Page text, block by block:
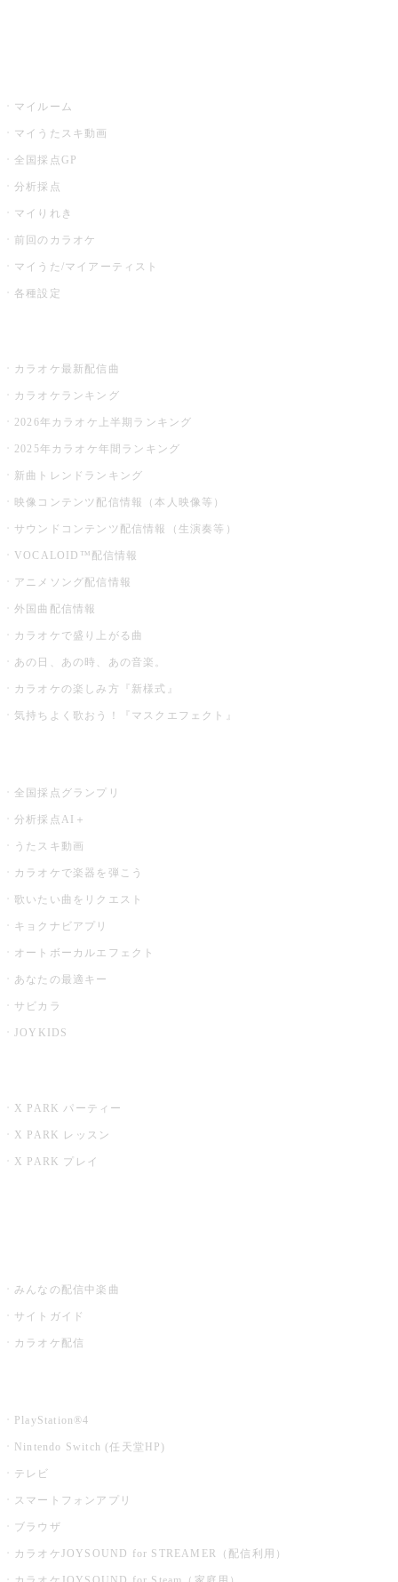
マイルーム
マイうたスキ動画
全国採点GP
分析採点
マイりれき
前回のカラオケ
マイうた/マイアーティスト
各種設定
カラオケ最新配信曲
カラオケランキング
2026年カラオケ上半期ランキング
2025年カラオケ年間ランキング
新曲トレンドランキング
映像コンテンツ配信情報（本人映像等）
サウンドコンテンツ配信情報（生演奏等）
VOCALOID™配信情報
アニメソング配信情報
外国曲配信情報
カラオケで盛り上がる曲
あの日、あの時、あの音楽。
カラオケの楽しみ方『新様式』
気持ちよく歌おう！『マスクエフェクト』
全国採点グランプリ
分析採点AI＋
うたスキ動画
カラオケで楽器を弾こう
歌いたい曲をリクエスト
キョクナビアプリ
オートボーカルエフェクト
あなたの最適キー
サビカラ
JOYKIDS
X PARK パーティー
X PARK レッスン
X PARK プレイ
みんなの配信中楽曲
サイトガイド
カラオケ配信
PlayStation®4
Nintendo Switch (任天堂HP)
テレビ
スマートフォンアプリ
ブラウザ
カラオケJOYSOUND for STREAMER（配信利用）